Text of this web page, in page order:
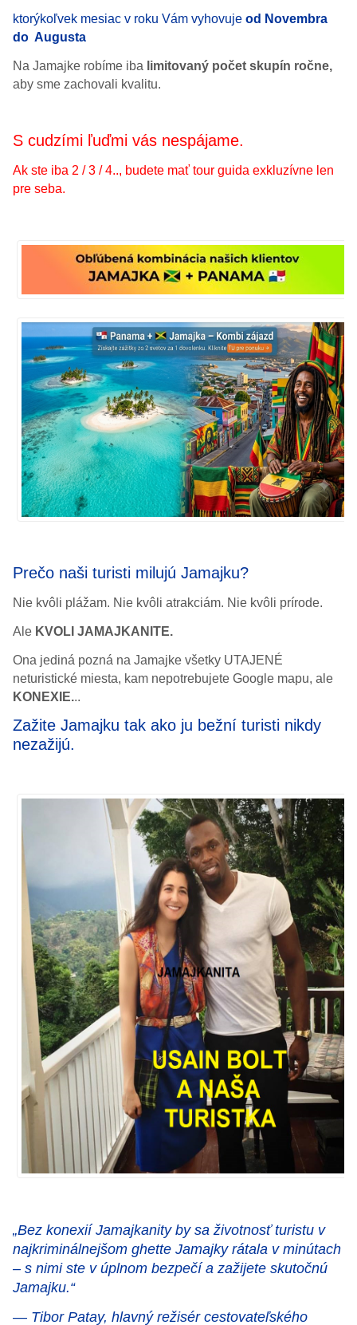
ktorýkoľvek mesiac v roku Vám vyhovujeod Novembra
do Augusta
Na Jamajke robíme iba limitovaný počet skupín ročne,
aby sme zachovali kvalitu.
S cudzími ľuďmi vás nespájame.
Ak ste iba 2 / 3 / 4.., budete mať tour guida exkluzívne len
pre seba.
Prečo naši turisti milujú Jamajku?
Nie kvôli plážam. Nie kvôli atrakciám. Nie kvôli prírode.
Ale KVOLI JAMAJKANITE.
Ona jediná pozná na Jamajke všetky UTAJENÉ
neturistické miesta, kam nepotrebujete Google mapu, ale
KONEXIE...
Zažite Jamajku tak ako ju bežní turisti nikdy
nezažijú.
„Bez konexií Jamajkanity by sa životnosť turistu v
najkriminálnejšom ghette Jamajky rátala v minútach
– s nimi ste v úplnom bezpečí a zažijete skutočnú
Jamajku.“
— Tibor Patay, hlavný režisér cestovateľského